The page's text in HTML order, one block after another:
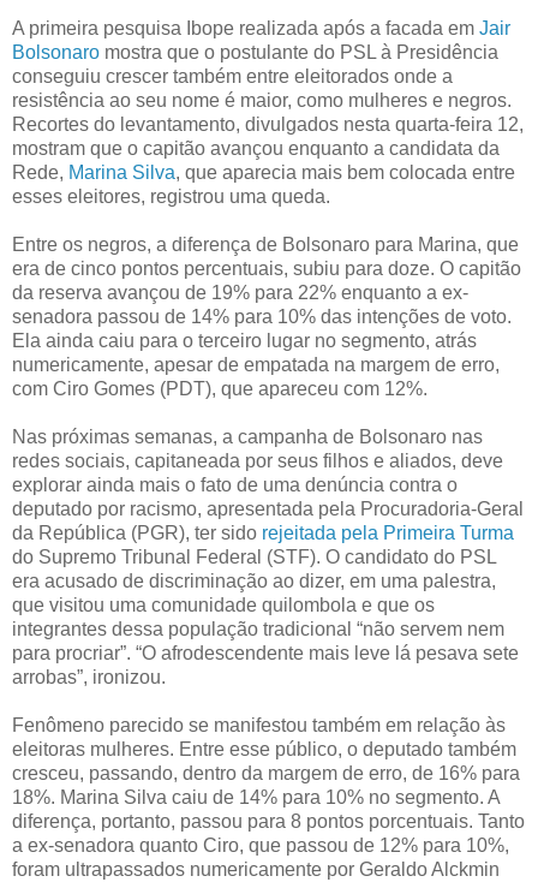
A primeira pesquisa Ibope realizada após a facada em Jair
Bolsonaro mostra que o postulante do PSL à Presidência
conseguiu crescer também entre eleitorados onde a
resistência ao seu nome é maior, como mulheres e negros.
Recortes do levantamento, divulgados nesta quarta-feira 12,
mostram que o capitão avançou enquanto a candidata da
Rede, Marina Silva, que aparecia mais bem colocada entre
esses eleitores, registrou uma queda.
Entre os negros, a diferença de Bolsonaro para Marina, que
era de cinco pontos percentuais, subiu para doze. O capitão
da reserva avançou de 19% para 22% enquanto a ex-
senadora passou de 14% para 10% das intenções de voto.
Ela ainda caiu para o terceiro lugar no segmento, atrás
numericamente, apesar de empatada na margem de erro,
com Ciro Gomes (PDT), que apareceu com 12%.
Nas próximas semanas, a campanha de Bolsonaro nas
redes sociais, capitaneada por seus filhos e aliados, deve
explorar ainda mais o fato de uma denúncia contra o
deputado por racismo, apresentada pela Procuradoria-Geral
da República (PGR), ter sido rejeitada pela Primeira Turma
do Supremo Tribunal Federal (STF). O candidato do PSL
era acusado de discriminação ao dizer, em uma palestra,
que visitou uma comunidade quilombola e que os
integrantes dessa população tradicional “não servem nem
para procriar”. “O afrodescendente mais leve lá pesava sete
arrobas”, ironizou.
Fenômeno parecido se manifestou também em relação às
eleitoras mulheres. Entre esse público, o deputado também
cresceu, passando, dentro da margem de erro, de 16% para
18%. Marina Silva caiu de 14% para 10% no segmento. A
diferença, portanto, passou para 8 pontos porcentuais. Tanto
a ex-senadora quanto Ciro, que passou de 12% para 10%,
foram ultrapassados numericamente por Geraldo Alckmin